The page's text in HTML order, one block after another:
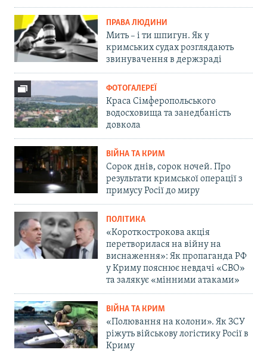
ПРАВА ЛЮДИНИ
Мить – і ти шпигун. Як у
кримських судах розглядають
звинувачення в держзраді
ФОТОГАЛЕРЕЇ
Краса Сімферопольського
водосховища та занедбаність
довкола
ВІЙНА ТА КРИМ
Сорок днів, сорок ночей. Про
результати кримської операції з
примусу Росії до миру
ПОЛІТИКА
«Короткострокова акція
перетворилася на війну на
виснаження»: Як пропаганда РФ
у Криму пояснює невдачі «СВО»
та залякує «мінними атаками»
ВІЙНА ТА КРИМ
«Полювання на колони». Як ЗСУ
ріжуть військову логістику Росії в
Криму